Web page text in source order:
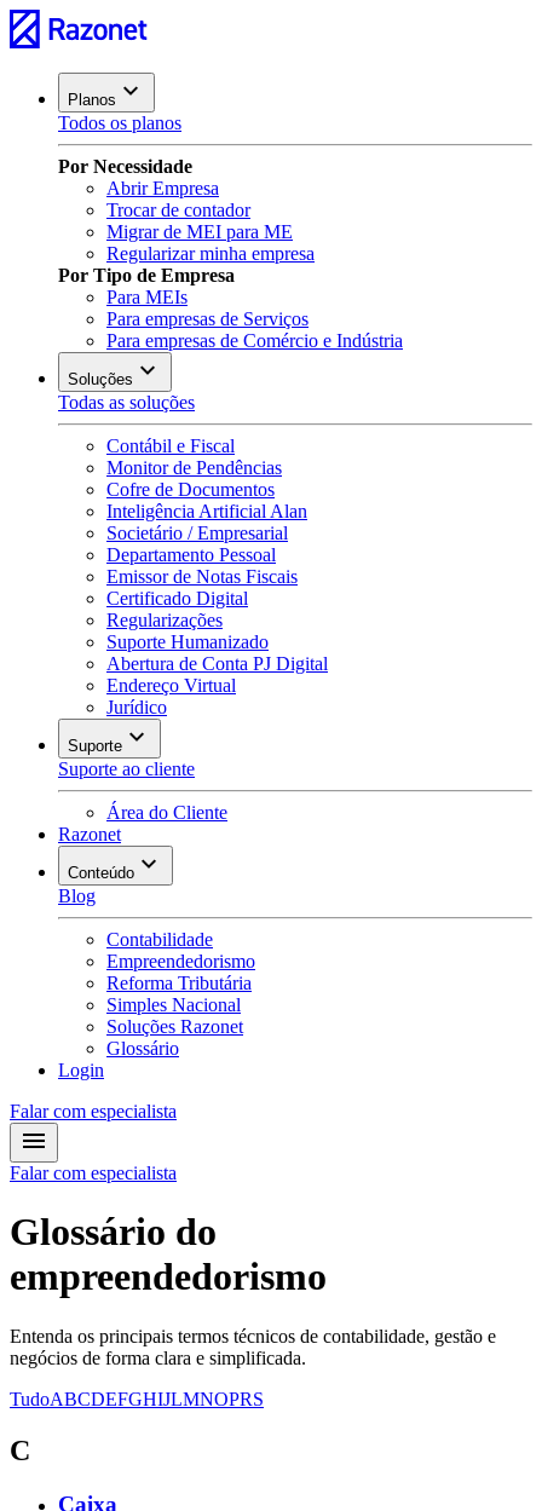
Planos
Todos os planos
Por Necessidade
Abrir Empresa
Trocar de contador
Migrar de MEI para ME
Regularizar minha empresa
Por Tipo de Empresa
Para MEIs
Para empresas de Serviços
Para empresas de Comércio e Indústria
Soluções
Todas as soluções
Contábil e Fiscal
Monitor de Pendências
Cofre de Documentos
Inteligência Artificial Alan
Societário / Empresarial
Departamento Pessoal
Emissor de Notas Fiscais
Certificado Digital
Regularizações
Suporte Humanizado
Abertura de Conta PJ Digital
Endereço Virtual
Jurídico
Suporte
Suporte ao cliente
Área do Cliente
Razonet
Conteúdo
Blog
Contabilidade
Empreendedorismo
Reforma Tributária
Simples Nacional
Soluções Razonet
Glossário
Login
Falar com especialista
Falar com especialista
Glossário do
empreendedorismo
Entenda os principais termos técnicos de contabilidade, gestão e
negócios de forma clara e simplificada.
TudoABCDEFGHIJLMNOPRS
C
Caixa